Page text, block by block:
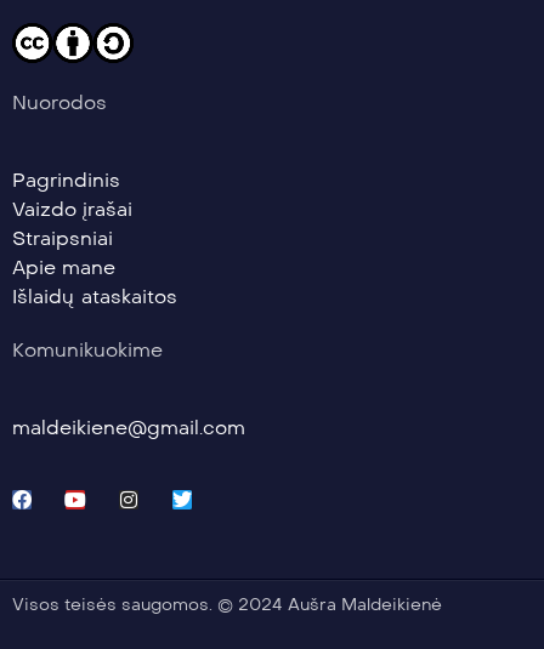
Nuorodos
Pagrindinis
Vaizdo įrašai
Straipsniai
Apie mane
Išlaidų ataskaitos
Komunikuokime
maldeikiene@gmail.com
Visos teisės saugomos. © 2024 Aušra Maldeikienė